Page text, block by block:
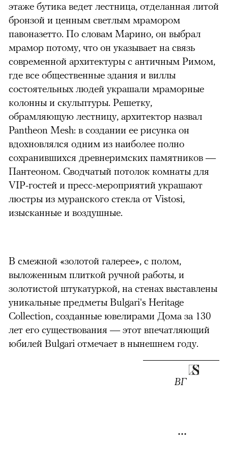
этаже бутика ведет лестница, отделанная литой
бронзой и ценным светлым мрамором
павоназетто. По словам Марино, он выбрал
мрамор потому, что он указывает на связь
современной архитектуры с античным Римом,
где все общественные здания и виллы
состоятельных людей украшали мраморные
колонны и скульптуры. Решетку,
обрамляющую лестницу, архитектор назвал
Pantheon Mesh: в создании ее рисунка он
вдохновлялся одним из наиболее полно
сохранившихся древнеримских памятников —
Пантеоном. Сводчатый потолок комнаты для
VIP-гостей и пресс-мероприятий украшают
люстры из муранского стекла от Vistosi,
изысканные и воздушные.
00:00 /00:00
В смежной «золотой галерее», с полом,
выложенным плиткой ручной работы, и
золотистой штукатуркой, на стенах выставлены
уникальные предметы Bulgari's Heritage
Collection, созданные ювелирами Дома за 130
лет его существования — этот впечатляющий
юбилей Bulgari отмечает в нынешнем году.
ВГ